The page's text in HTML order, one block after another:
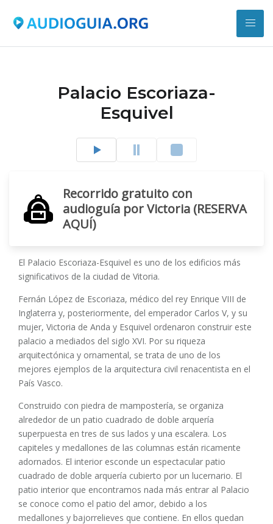
Palacio Escoriaza-
Esquivel
Recorrido gratuito con
audioguía por Victoria (RESERVA
AQUÍ)
El Palacio Escoriaza-Esquivel es uno de los edificios más
significativos de la ciudad de Vitoria.
Fernán López de Escoriaza, médico del rey Enrique VIII de
Inglaterra y, posteriormente, del emperador Carlos V, y su
mujer, Victoria de Anda y Esquivel ordenaron construir este
palacio a mediados del siglo XVI. Por su riqueza
arquitectónica y ornamental, se trata de uno de los
mejores ejemplos de la arquitectura civil renacentista en el
País Vasco.
Construido con piedra de mampostería, se organiza
alrededor de un patio cuadrado de doble arquería
superpuesta en tres de sus lados y una escalera. Los
capiteles y medallones de las columnas están ricamente
adornados. El interior esconde un espectacular patio
cuadrado de doble arquería cubierto por un lucernario. El
patio interior que encontramos nada más entrar al Palacio
se conoce como el patio del amor, debido a los
medallones y bajorrelieves que contiene. En ellos quedan